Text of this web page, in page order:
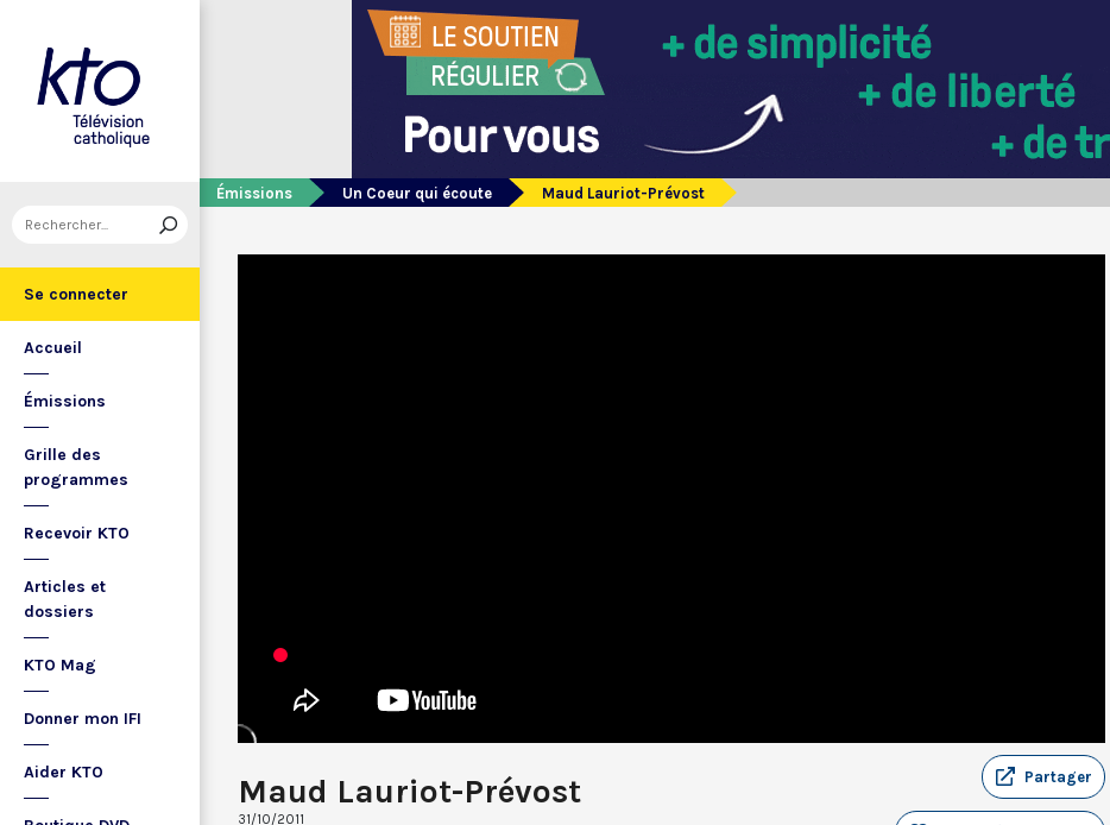
Se connecter
Accueil
Émissions
Grille des
programmes
Recevoir KTO
Articles et
dossiers
KTO Mag
Donner mon IFI
Aider KTO
Émissions Un Coeur qui écoute Maud Lauriot-Prévost
Maud Lauriot-Prévost
31/10/2011
Partager